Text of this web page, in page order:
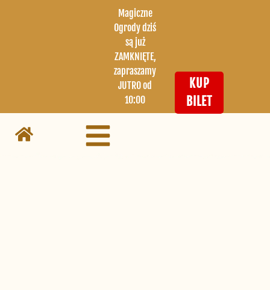
Magiczne
Ogrody dziś
są już
ZAMKNIĘTE,
zapraszamy
JUTRO od
10:00
KUP
BILET